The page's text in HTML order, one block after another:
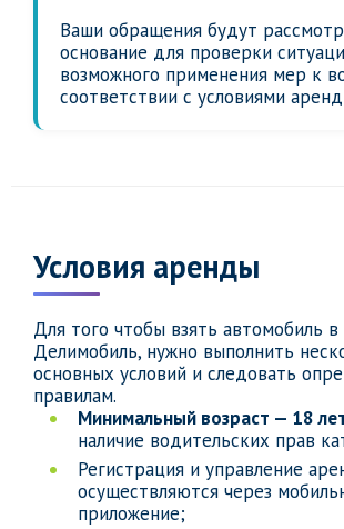
Ваши обращения будут
основание для проверки
возможного применения мер к
соответствии с условиями
Условия аренды
Для того чтобы взять автомобиль
Делимобиль, нужно выполнить
основных условий и следовать
правилам.
Минимальный возраст — 18
наличие водительских прав
Регистрация и управление
осуществляются через
приложение;